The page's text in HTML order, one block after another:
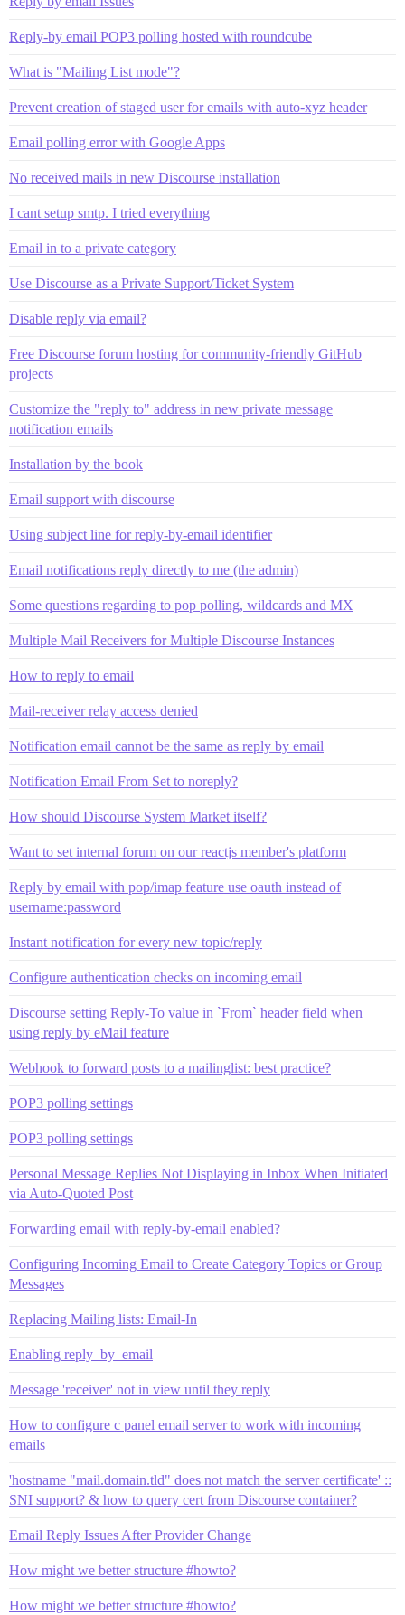
Reply-by email POP3 polling hosted with roundcube
What is "Mailing List mode"?
Prevent creation of staged user for emails with auto-xyz header
Email polling error with Google Apps
No received mails in new Discourse installation
I cant setup smtp. I tried everything
Email in to a private category
Use Discourse as a Private Support/Ticket System
Disable reply via email?
Free Discourse forum hosting for community-friendly GitHub
projects
Customize the "reply to" address in new private message
notification emails
Installation by the book
Email support with discourse
Using subject line for reply-by-email identifier
Email notifications reply directly to me (the admin)
Some questions regarding to pop polling, wildcards and MX
Multiple Mail Receivers for Multiple Discourse Instances
How to reply to email
Mail-receiver relay access denied
Notification email cannot be the same as reply by email
Notification Email From Set to noreply?
How should Discourse System Market itself?
Want to set internal forum on our reactjs member's platform
Reply by email with pop/imap feature use oauth instead of
username:password
Instant notification for every new topic/reply
Configure authentication checks on incoming email
Discourse setting Reply-To value in `From` header field when
using reply by eMail feature
Webhook to forward posts to a mailinglist: best practice?
POP3 polling settings
POP3 polling settings
Personal Message Replies Not Displaying in Inbox When Initiated
via Auto-Quoted Post
Forwarding email with reply-by-email enabled?
Configuring Incoming Email to Create Category Topics or Group
Messages
Replacing Mailing lists: Email-In
Enabling reply_by_email
Message 'receiver' not in view until they reply
How to configure c panel email server to work with incoming
emails
'hostname "mail.domain.tld" does not match the server certificate' ::
SNI support? & how to query cert from Discourse container?
Email Reply Issues After Provider Change
How might we better structure #howto?
How might we better structure #howto?